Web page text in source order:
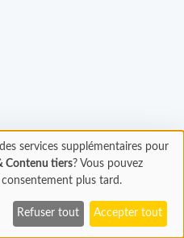
services supplémentaires pour
Contenu tiers? Vous pouvez
plus tard.
Refuser tout Accepter tout